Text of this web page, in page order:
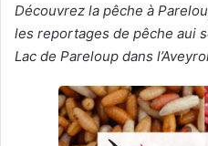
Découvrez la pêche à
les reportages de pêche aui
Lac de Pareloup dans